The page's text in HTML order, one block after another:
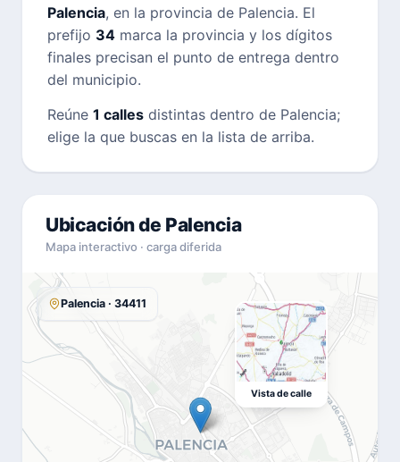
Palencia, en la provincia de Palencia. El
prefijo 34 marca la provincia y los dígitos
finales precisan el punto de entrega dentro
del municipio.
Reúne 1 calles distintas dentro de Palencia;
elige la que buscas en la lista de arriba.
Ubicación de Palencia
Mapa interactivo · carga diferida
Palencia · 34411
Vista de calle